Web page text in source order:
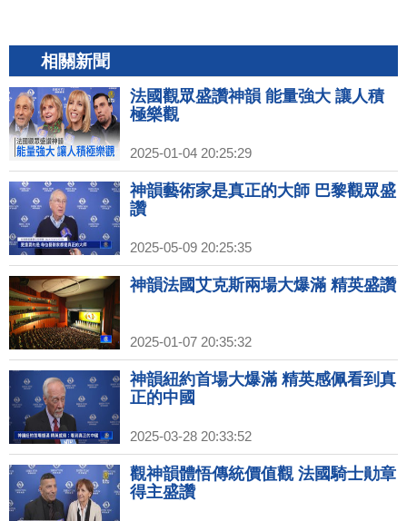
相關新聞
法國觀眾盛讚神韻 能量強大 讓人積
極樂觀
2025-01-04 20:25:29
神韻藝術家是真正的大師 巴黎觀眾盛
讚
2025-05-09 20:25:35
神韻法國艾克斯兩場大爆滿 精英盛讚
2025-01-07 20:35:32
神韻紐約首場大爆滿 精英感佩看到真
正的中國
2025-03-28 20:33:52
觀神韻體悟傳統價值觀 法國騎士勛章
得主盛讚